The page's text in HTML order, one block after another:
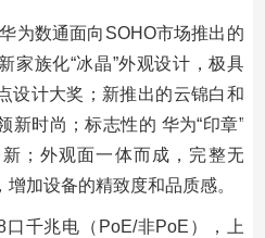
为数通面向SOHO市场推出的
家族化“冰晶”外观设计，极具
设计大奖；新推出的云锦白和
新时尚；标志性的 华为“印章”
；外观面一体而成，完整无
加设备的精致度和品质感。
千兆电（PoE/非PoE），上